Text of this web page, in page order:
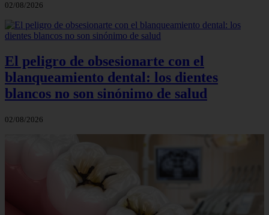
02/08/2026
El peligro de obsesionarte con el
blanqueamiento dental: los dientes
blancos no son sinónimo de salud
02/08/2026